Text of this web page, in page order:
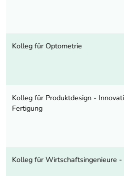
Kolleg für Optometrie
Kolleg für Produktdesign -
Fertigung
Kolleg für Wirtschaftsingenieure